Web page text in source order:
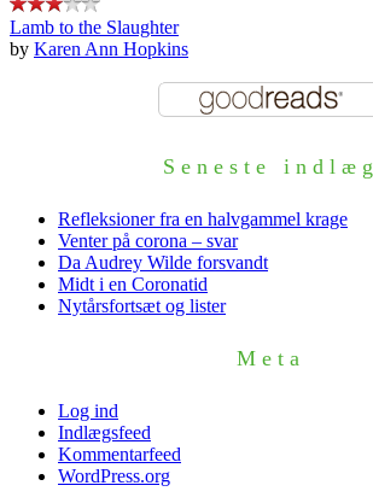
Lamb to the Slaughter
by Karen Ann Hopkins
Seneste indlæg
Refleksioner fra en halvgammel krage
Venter på corona – svar
Da Audrey Wilde forsvandt
Midt i en Coronatid
Nytårsfortsæt og lister
Meta
Log ind
Indlægsfeed
Kommentarfeed
WordPress.org